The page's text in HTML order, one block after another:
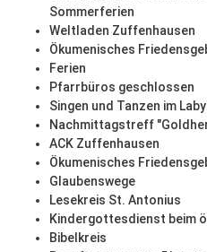
Sommerferien
Weltladen Zuffenhausen
Ökumenisches
Ferien
Pfarrbüros geschlossen
Singen und Tanzen im
Nachmittagstreff
ACK Zuffenhausen
Ökumenisches
Glaubenswege
Lesekreis St. Antonius
Kindergottesdienst beim
Bibelkreis